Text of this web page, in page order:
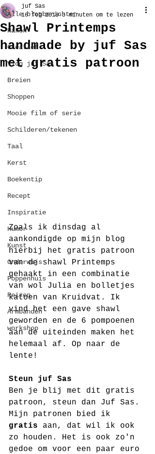
Alle blogberichten
Haken
Creatief
Vlog juf Sas
Breien
Shoppen
Mooie film of serie
Schilderen/tekenen
Taal
Kerst
Boekentip
Recept
Inspiratie
Humor
Kunst
Onderwijs
Poppenhuis
Reizen
Armbanden
workshop
Shawl Printemps
handmade by juf Sas
met gratis patroon
juf Sas
16 feb 2018 3 minuten om te lezen
Zoals ik dinsdag al
aankondigde op mijn blog
hierbij het gratis patroon
van de shawl Printemps
gehaakt in een combinatie
van wol Julia en bolletjes
katoen van Kruidvat. Ik
vind het een gave shawl
geworden en de 6 pompoenen
aan de uiteinden maken het
helemaal af. Op naar de
lente!
Steun juf Sas
Ben je blij met dit gratis
patroon, steun dan Juf Sas.
Mijn patronen bied ik
gratis aan, dat wil ik ook
zo houden. Het is ook zo'n
gedoe om voor een paar euro